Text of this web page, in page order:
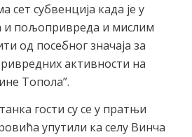
сет субвенција када је у
и пољопривреда и мислим
од посебног значаја за
активности на
Топола”.
гости су се у пратњи
упутили ка селу Винча